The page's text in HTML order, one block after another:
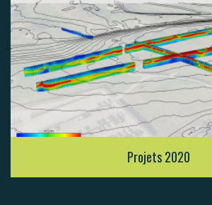
Projets 2020